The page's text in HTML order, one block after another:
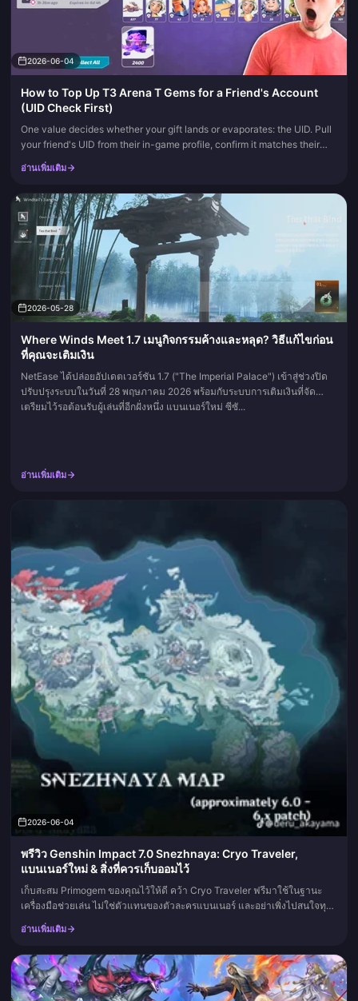
2026-06-04
How to Top Up T3 Arena T Gems for a Friend's Account
(UID Check First)
One value decides whether your gift lands or evaporates: the UID. Pull
your friend's UID from their in-game profile, confirm it matches their
server and region, paste it (never type it) into the ch...
อ่านเพิ่มเติม
2026-05-28
Where Winds Meet 1.7 เมนูกิจกรรมค้างและหลุด? วิธีแก้ไขก่อน
ที่คุณจะเติมเงิน
NetEase ได้ปล่อยอัปเดตเวอร์ชัน 1.7 ("The Imperial Palace") เข้าสู่ช่วงปิด
ปรับปรุงระบบในวันที่ 28 พฤษภาคม 2026 พร้อมกับระบบการเติมเงินที่จัด
เตรียมไว้รอต้อนรับผู้เล่นที่อีกฝั่งหนึ่ง แบนเนอร์ใหม่ ซีซั...
อ่านเพิ่มเติม
2026-06-04
พรีวิว Genshin Impact 7.0 Snezhnaya: Cryo Traveler,
แบนเนอร์ใหม่ & สิ่งที่ควรเก็บออมไว้
เก็บสะสม Primogem ของคุณไว้ให้ดี คว้า Cryo Traveler ฟรีมาใช้ในฐานะ
เครื่องมือช่วยเล่น ไม่ใช่ตัวแทนของตัวละครแบนเนอร์ และอย่าเพิ่งไปสนใจทุก
รายชื่อ 5 ดาวที่บอกว่า "ยืนยันแล้ว" จนกว่าการไลฟ์สตรีมอย่างเ...
อ่านเพิ่มเติม